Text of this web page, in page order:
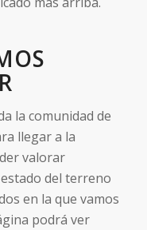
la comunidad de
llegar a la
valorar
del terreno
en la que vamos
podrá ver